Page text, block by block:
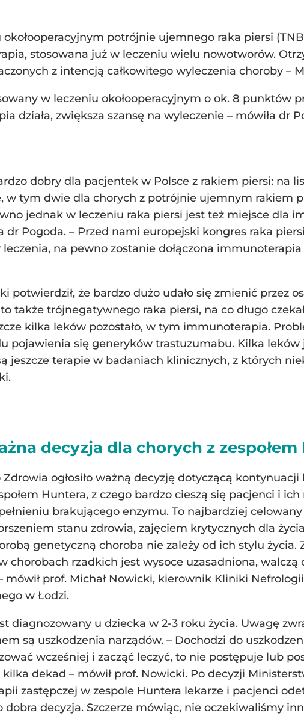
potrójnie ujemnego raka piersi
stosowana już w leczeniu wielu nowotworów.
z intencją całkowitego wyleczenia choroby –
w leczeniu okołooperacyjnym o ok. 8 punktów
działa, zwiększa szansę na wyleczenie – mówiła dr
dobry dla pacjentek w Polsce z rakiem piersi: na
w tym dwie dla chorych z potrójnie ujemnym rakiem
jednak w leczeniu raka piersi jest też miejsce dla
dr Pogoda. – Przed nami europejski kongres raka
na pewno zostanie dołączona
potwierdził, że bardzo dużo udało się zmienić przez
także trójnegatywnego raka piersi, na co długo
kilka leków pozostało, w tym immunoterapia.
pojawienia się generyków trastuzumabu. Kilka leków
jeszcze terapie w badaniach klinicznych, z których
decyzja dla chorych z zespołem
ogłosiło ważną decyzję dotyczącą
Huntera, z czego bardzo cieszą się pacjenci i
brakującego enzymu. To najbardziej
stanu zdrowia, zajęciem krytycznych dla
genetyczną choroba nie zależy od ich stylu
chorobach rzadkich jest wysoce uzasadniona, walczą
mówił prof. Michał Nowicki, kierownik Kliniki
w Łodzi.
diagnozowany u dziecka w 2-3 roku życia. Uwagę
są uszkodzenia narządów. – Dochodzi do
wcześniej i zacząć leczyć, to nie postępuje lub
dekad – mówił prof. Nowicki. Po decyzji
zastępczej w zespole Huntera lekarze i pacjenci
dobra decyzja. Szczerze mówiąc, nie oczekiwaliśmy